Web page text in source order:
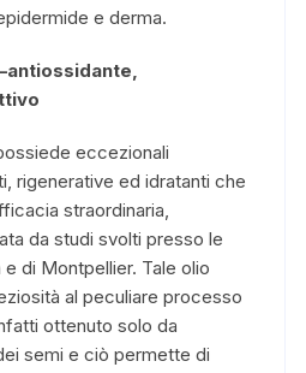
e derma.
eccezionali
rigenerative ed idratanti che
straordinaria,
da studi svolti presso le
di Montpellier. Tale olio
al peculiare processo
ottenuto solo da
semi e ciò permette di